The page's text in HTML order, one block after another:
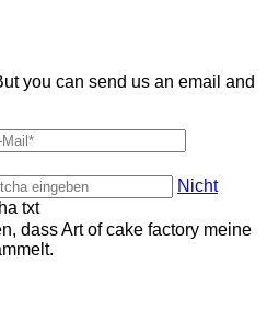
you can send us an email and
Nicht
dass Art of cake factory meine